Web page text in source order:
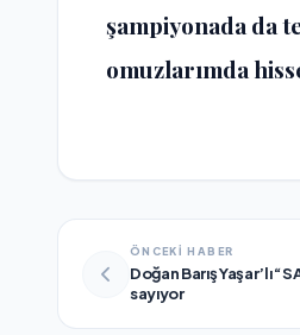
şampiyonada da
omuzlarımda
ÖNCEKİ HABER
Doğan Barış Yaşar’lı
sayıyor